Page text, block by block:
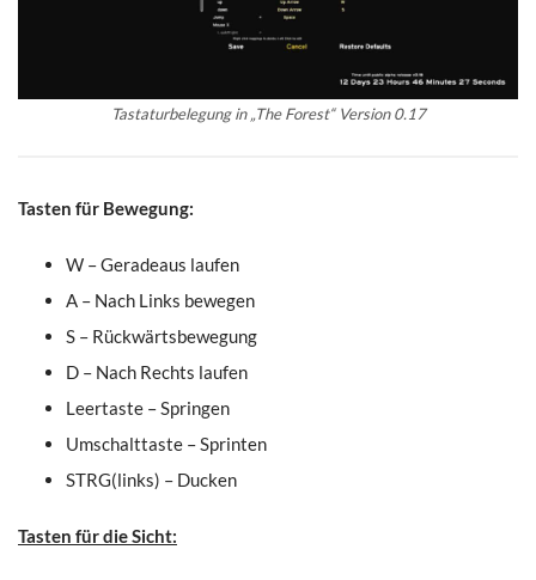
Tastaturbelegung in „The Forest“ Version 0.17
Tasten für Bewegung:
W – Geradeaus laufen
A – Nach Links bewegen
S – Rückwärtsbewegung
D – Nach Rechts laufen
Leertaste – Springen
Umschalttaste – Sprinten
STRG(links) – Ducken
Tasten für die Sicht: